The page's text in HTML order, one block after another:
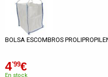
BOLSA ESCOMBROS
4'99€
En stock